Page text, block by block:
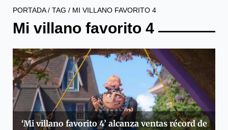
PORTADA/ TAG / MI VILLANO FAVORITO 4
Mi villano favorito 4
‘Mi villano favorito 4’ alcanza ventas récord de